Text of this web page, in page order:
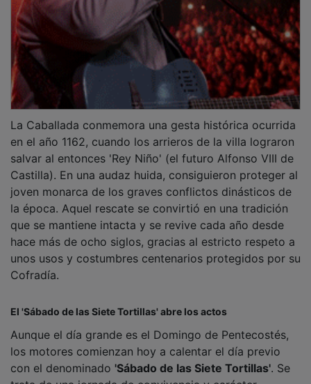
en el año 1162, cuando los arrieros de la villa lograron
salvar al entonces 'Rey Niño' (el futuro Alfonso VIII de
Castilla). En una audaz huida, consiguieron proteger al
joven monarca de los graves conflictos dinásticos de
la época. Aquel rescate se convirtió en una tradición
que se mantiene intacta y se revive cada año desde
hace más de ocho siglos, gracias al estricto respeto a
unos usos y costumbres centenarios protegidos por su
Cofradía.
los motores comienzan hoy a calentar el día previo
con el denominado'Sábado de las Siete Tortillas' . Se
trata de una jornada de convivencia y carácter